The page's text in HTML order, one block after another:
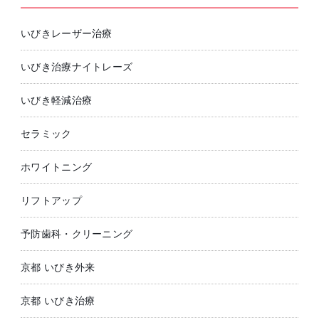
いびきレーザー治療
いびき治療ナイトレーズ
いびき軽減治療
セラミック
ホワイトニング
リフトアップ
予防歯科・クリーニング
京都 いびき外来
京都 いびき治療